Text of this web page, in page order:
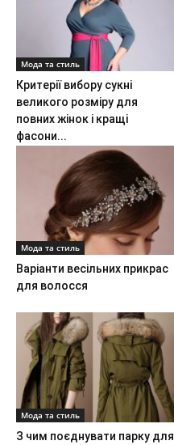
Мода та стиль
Критерії вибору сукні
великого розміру для
повних жінок і кращі
фасони...
Мода та стиль
Варіанти весільних прикрас
для волосся
Мода та стиль
З чим поєднувати парку для